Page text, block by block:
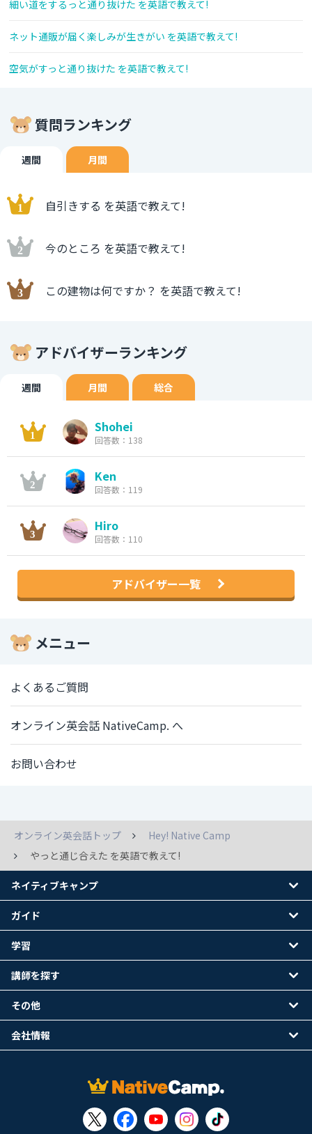
細い道をするっと通り抜けた を英語で教えて!
ネット通販が届く楽しみが生きがい を英語で教えて!
空気がすっと通り抜けた を英語で教えて!
質問ランキング
週間 月間
自引きする を英語で教えて!
今のところ を英語で教えて!
この建物は何ですか？ を英語で教えて!
アドバイザーランキング
週間 月間 総合
Shohei
回答数：138
Ken
回答数：119
Hiro
回答数：110
アドバイザー一覧
メニュー
よくあるご質問
オンライン英会話 NativeCamp. へ
お問い合わせ
オンライン英会話トップ
Hey! Native Camp
やっと通じ合えた を英語で教えて!
ネイティブキャンプ
ガイド
学習
講師を探す
その他
会社情報